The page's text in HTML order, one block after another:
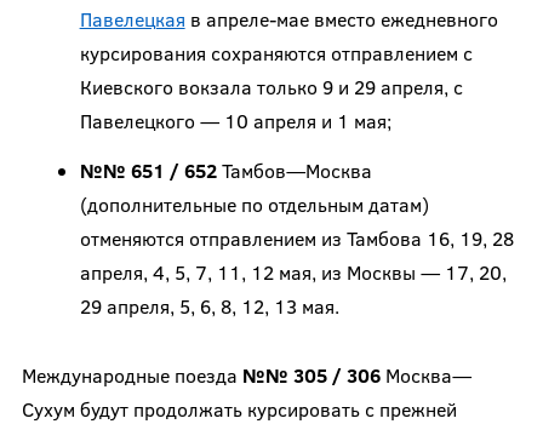
Павелецкая в апреле-мае вместо ежедневного
курсирования сохраняются отправлением с
Киевского вокзала только 9 и 29 апреля, с
Павелецкого — 10 апреля и 1 мая;
№№ 651 / 652Тамбов—Москва
(дополнительные по отдельным датам)
отменяются отправлением из Тамбова 16, 19, 28
апреля, 4, 5, 7, 11, 12 мая, из Москвы ­— 17, 20,
29 апреля, 5, 6, 8, 12, 13 мая.
Международные поезда №№ 305 / 306Москва—
Сухум будут продолжать курсировать с прежней